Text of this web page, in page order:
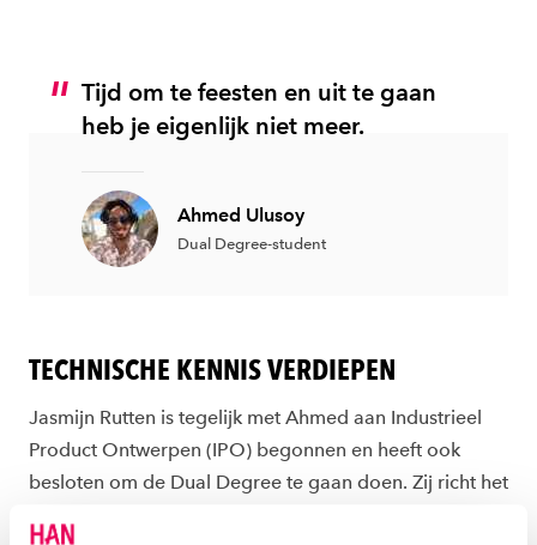
Tijd om te feesten en uit te gaan
heb je eigenlijk niet meer.
Ahmed Ulusoy
Dual Degree-student
TECHNISCHE KENNIS VERDIEPEN
Jasmijn Rutten is tegelijk met Ahmed aan Industrieel
Product Ontwerpen (IPO) begonnen en heeft ook
besloten om de Dual Degree te gaan doen. Zij richt het